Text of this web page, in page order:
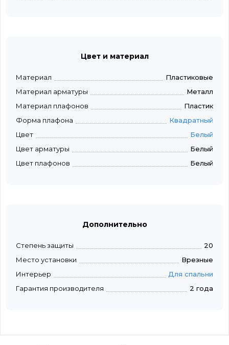
Цвет и материал
Материал
Пластиковые
Материал арматуры
Металл
Материал плафонов
Пластик
Форма плафона
Квадратный
Цвет
Белый
Цвет арматуры
Белый
Цвет плафонов
Белый
Дополнительно
Степень защиты
20
Место установки
Врезные
Интерьер
Для спальни
Гарантия производителя
2 года